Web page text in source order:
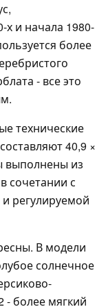
и начала 1980-
более
- все это
технические
40,9 ×
выполнены из
сочетании с
регулируемой
В модели
солнечное
- более мягкий